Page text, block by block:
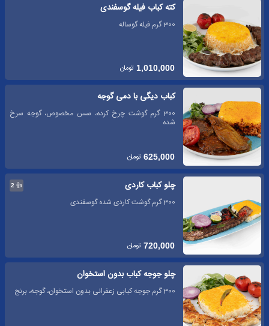
کته کباب فیله گوسفندی
300 گرم فیله گوساله
1,010,000 تومان
کباب دیگی با دمی گوجه
300 گرم گوشت چرخ کرده، سس مخصوص، گوجه سرخ
شده
625,000 تومان
👍
2 چلو کباب کاردی
300 گرم گوشت کاردی شده گوسفندی
720,000 تومان
چلو جوجه کباب بدون استخوان
300 گرم جوجه کبابی زعفرانی بدون استخوان، گوجه، برنج